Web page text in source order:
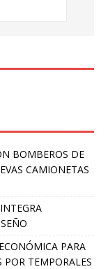
BOMBEROS DE
CAMIONETAS
PARA
POR TEMPORALES